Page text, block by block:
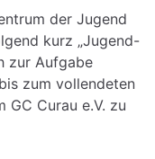
der Jugend
kurz „Jugend-
zur Aufgabe
zum vollendeten
GC Curau e.V. zu